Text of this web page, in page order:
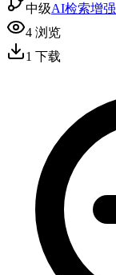
中级AI检索增强
4 浏览
1 下载